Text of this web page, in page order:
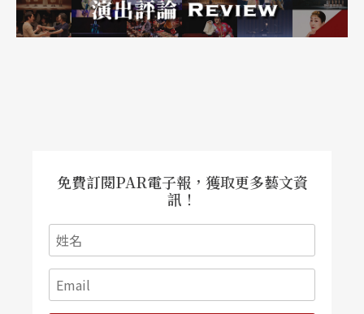
德生描述一台一台的卡車，將世貿中心爆炸倒塌
這場大約兩小時的單人秀最令筆者印象深刻的是安
德生凝聚觀衆注意力的功夫。她讓聽衆感覺有如置
身一個小型、親密的劇場。除了在口白，演奏電小
提琴，放CD和混音時些許的肢體動作之外，舞台上
幾乎沒有任何的肢體動態，也沒有進出場的空隙。
免費訂閱PAR電子報，獲取更多藝文資
訊！